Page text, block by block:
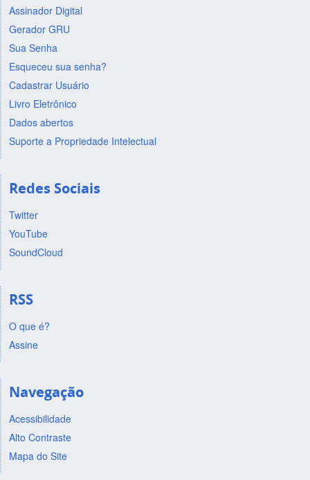
Assinador Digital
Gerador GRU
Sua Senha
Esqueceu sua senha?
Cadastrar Usuário
Livro Eletrônico
Dados abertos
Suporte a Propriedade Intelectual
Redes Sociais
Twitter
YouTube
SoundCloud
RSS
O que é?
Assine
Navegação
Acessibilidade
Alto Contraste
Mapa do Site